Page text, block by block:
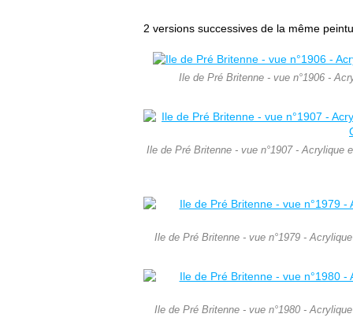
2 versions successives de la même
Ile de Pré Britenne - vue n°1906 -
Ile de Pré Britenne - vue n°1907 - Acrylique
Ile de Pré Britenne - vue n°1979 -
Ile de Pré Britenne - vue n°1980 -